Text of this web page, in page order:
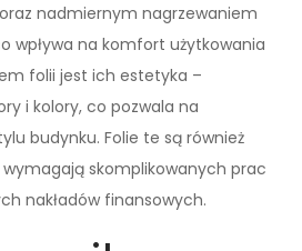
nadmiernym nagrzewaniem
wpływa na komfort użytkowania
folii jest ich estetyka –
i kolory, co pozwala na
budynku. Folie te są również
skomplikowanych prac
nakładów finansowych.